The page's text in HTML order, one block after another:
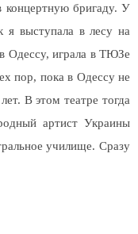
концертную бригаду. У
выступала в лесу на
Одессу, играла в ТЮЗе
пор, пока в Одессу не
В этом театре тогда
артист Украины
училище. Сразу